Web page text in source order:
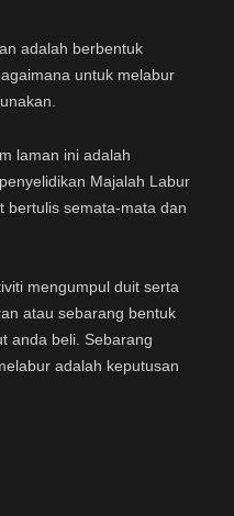
adalah berbentuk
untuk melabur
laman ini adalah
Majalah Labur
bertulis semata-mata dan
mengumpul duit serta
atau sebarang bentuk
anda beli. Sebarang
adalah keputusan